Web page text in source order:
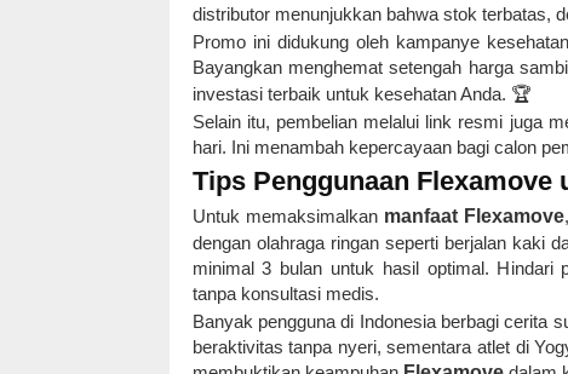
distributor menunjukkan bahwa stok terbatas,
Promo ini didukung oleh kampanye
Bayangkan menghemat setengah harga
investasi terbaik untuk kesehatan Anda. 🏆
Selain itu, pembelian melalui link resmi juga
hari. Ini menambah kepercayaan bagi calon
Tips Penggunaan Flexamove
Untuk memaksimalkan manfaat Flexamove
dengan olahraga ringan seperti berjalan kaki
minimal 3 bulan untuk hasil optimal. Hindari
tanpa konsultasi medis.
Banyak pengguna di Indonesia berbagi cerita
beraktivitas tanpa nyeri, sementara atlet di